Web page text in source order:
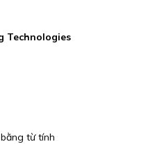
Technologies
từ tính